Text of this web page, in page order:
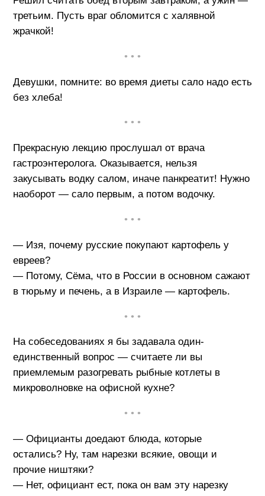
третьим. Пусть враг обломится с халявной
жрачкой!
• • •
Девушки, помните: во время диеты сало надо есть
без хлеба!
• • •
Прекрасную лекцию прослушал от врача
гастроэнтеролога. Оказывается, нельзя
закусывать водку салом, иначе панкреатит! Нужно
наоборот — сало первым, а потом водочку.
• • •
— Изя, почему русские покупают картофель у
евреев?
— Потому, Сёма, что в России в основном сажают
в тюрьму и печень, а в Израиле — картофель.
• • •
На собеседованиях я бы задавала один-
единственный вопрос — считаете ли вы
приемлемым разогревать рыбные котлеты в
микроволновке на офисной кухне?
• • •
— Официанты доедают блюда, которые
остались? Ну, там нарезки всякие, овощи и
прочие ништяки?
— Нет, официант ест, пока он вам эту нарезку